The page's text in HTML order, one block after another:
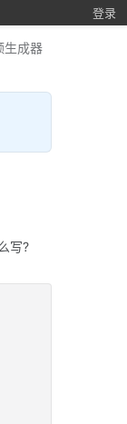
登录
生成器
写?